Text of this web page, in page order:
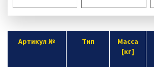
Артикул № Tип
Масса
[кг]